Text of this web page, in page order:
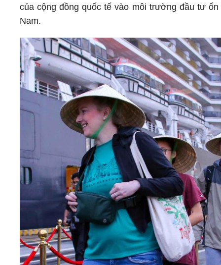
của cộng đồng quốc tế vào môi trường đầu tư
Nam.